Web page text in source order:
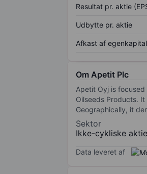
Resultat pr. aktie
Udbytte pr. aktie
Afkast af egenkapital
Om Apetit Plc
Apetit Oyj is
Oilseeds Products.
Geographically, it
Sektor
Ikke-cykliske
Data leveret af